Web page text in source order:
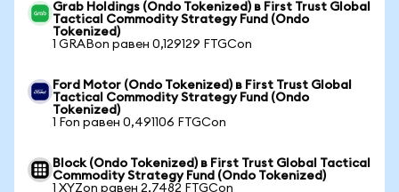
Grab Holdings (Ondo Tokenized) в First Trust Global
Tactical Commodity Strategy Fund (Ondo
Tokenized)
1 GRABon равен 0,129129 FTGCon
Ford Motor (Ondo Tokenized) в First Trust Global
Tactical Commodity Strategy Fund (Ondo
Tokenized)
1 Fon равен 0,491106 FTGCon
Block (Ondo Tokenized) в First Trust Global Tactical
Commodity Strategy Fund (Ondo Tokenized)
1 XYZon равен 2,7482 FTGCon